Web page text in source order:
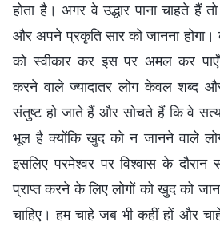
होता है। अगर वे उद्धार पाना चाहते हैं
और अपने प्रकृति सार को जानना
को स्वीकार कर इस पर अमल कर
करने वाले ज्यादातर लोग केवल शब्द और
संतुष्ट हो जाते हैं और सोचते हैं कि वे
भूल है क्योंकि खुद को न जानने वाले
इसलिए परमेश्वर पर विश्वास के
प्राप्त करने के लिए लोगों को खुद को
चाहिए। हम चाहे जब भी कहीं हों और